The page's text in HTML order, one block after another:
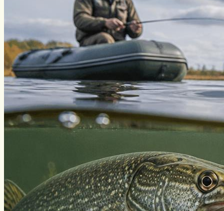
Нахлыст
Снаряжение
Эхолоты
Лодки и моторы
Узлы
Рецепты
Разное